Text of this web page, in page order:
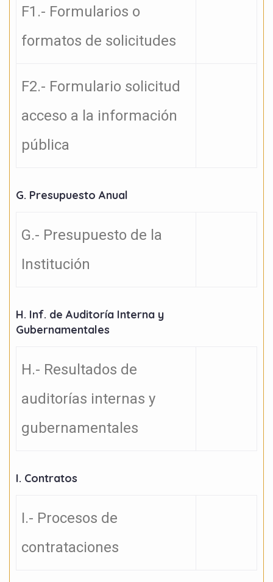
F1.- Formularios o
formatos de solicitudes
F2.- Formulario solicitud
acceso a la información
pública
G. Presupuesto Anual
G.- Presupuesto de la
Institución
H. Inf. de Auditoría Interna y
Gubernamentales
H.- Resultados de
auditorías internas y
gubernamentales
I. Contratos
I.- Procesos de
contrataciones